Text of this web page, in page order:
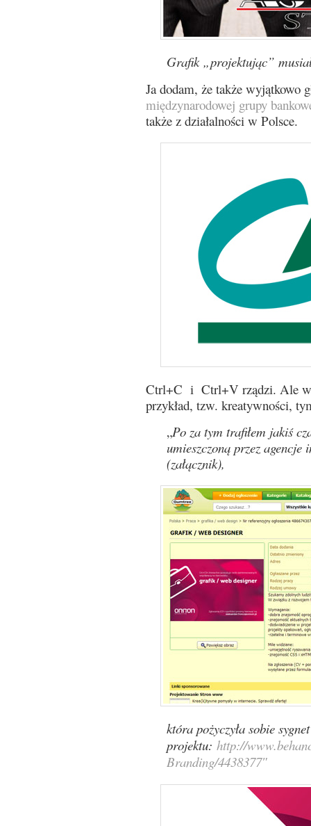
Grafik „projektując”
Ja dodam, że także wyjątkowo
międzynarodowej grupy
także z działalności w Polsce.
Ctrl+C i Ctrl+V rządzi. Ale
przykład, tzw. kreatywności,
„Po za tym trafiłem jakiś
umieszczoną przez
(załącznik),
która pożyczyła sobie
projektu: http://
Branding/4438377″